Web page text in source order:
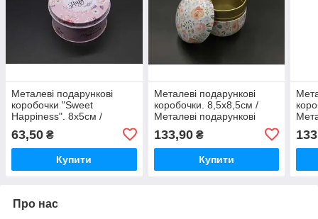
Металеві подарункові
коробочки "Sweet
Happiness". 8х5см /
коробочки "Sweet
Happiness". 8х5см
63,50 ₴
Купити
Металеві подарункові
коробочки. 8,5х8,5см /
Металеві подарункові
133,90₴
Купити
Про нас